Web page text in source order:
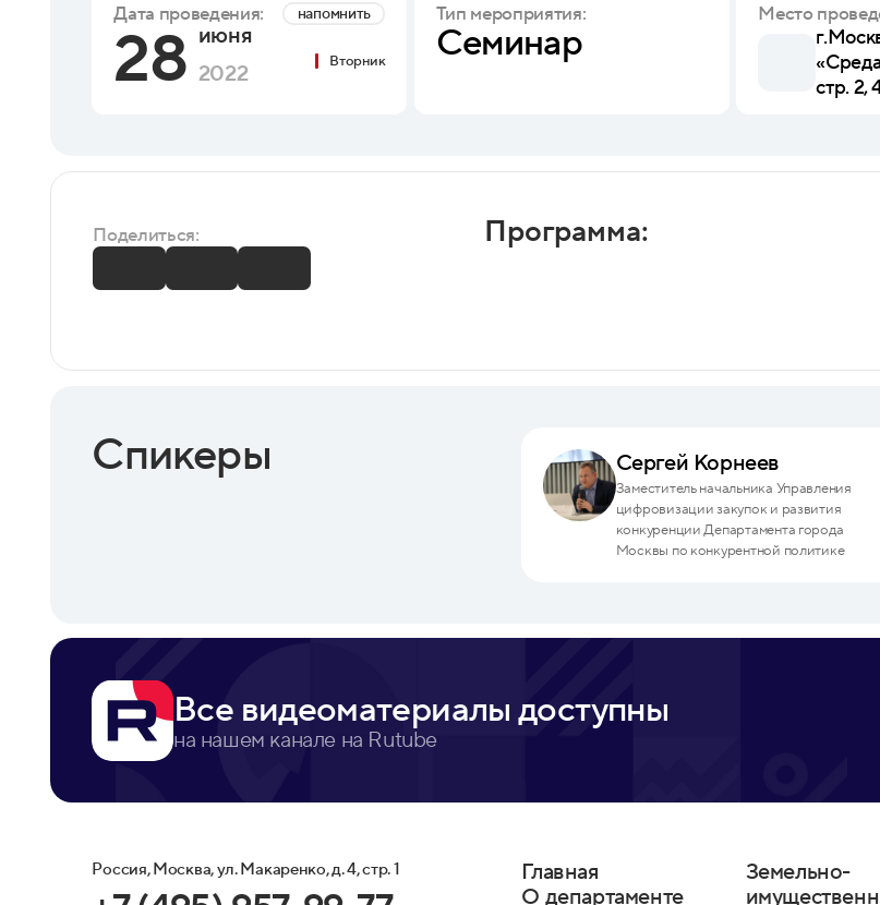
Дата проведения: напомнить
28 июня
2022
Вторник
Тип мероприятия:
Семинар
Место
стр. 2,
Поделиться: Программа:
Спикеры Сергей Корнеев
Заместитель начальника Управления
цифровизации закупок и развития
конкуренции Департамента города
Москвы по конкурентной политике
Все видеоматериалы доступны
на нашем канале на Rutube
Россия, Москва, ул. Макаренко, д. 4, стр. 1
Главная
О департаменте
Земельно-